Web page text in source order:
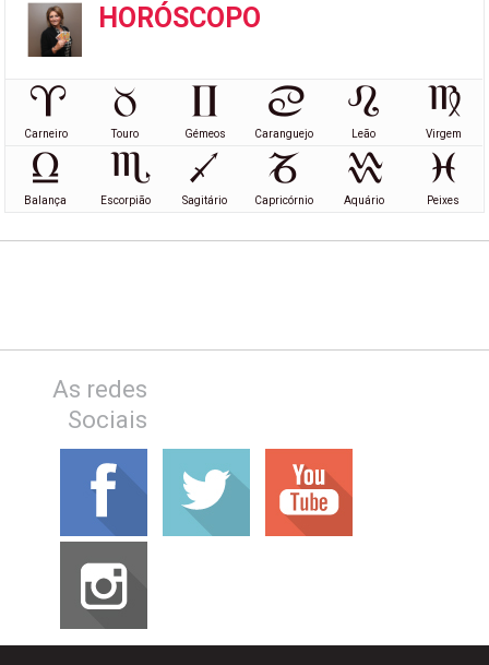
HORÓSCOPO
Carneiro Touro Gémeos Caranguejo Leão Virgem
Balança Escorpião Sagitário Capricórnio Aquário Peixes
As redes
Sociais